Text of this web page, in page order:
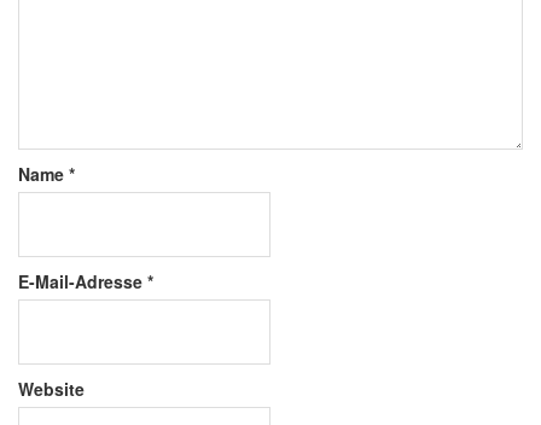
Name *
E-Mail-Adresse *
Website